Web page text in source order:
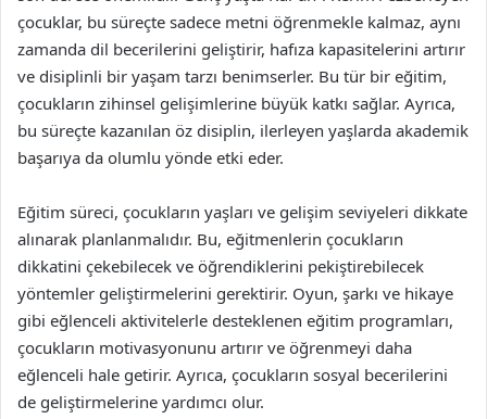
çocuklar, bu süreçte sadece metni öğrenmekle kalmaz, aynı
zamanda dil becerilerini geliştirir, hafıza kapasitelerini artırır
ve disiplinli bir yaşam tarzı benimserler. Bu tür bir eğitim,
çocukların zihinsel gelişimlerine büyük katkı sağlar. Ayrıca,
bu süreçte kazanılan öz disiplin, ilerleyen yaşlarda akademik
başarıya da olumlu yönde etki eder.
Eğitim süreci, çocukların yaşları ve gelişim seviyeleri dikkate
alınarak planlanmalıdır. Bu, eğitmenlerin çocukların
dikkatini çekebilecek ve öğrendiklerini pekiştirebilecek
yöntemler geliştirmelerini gerektirir. Oyun, şarkı ve hikaye
gibi eğlenceli aktivitelerle desteklenen eğitim programları,
çocukların motivasyonunu artırır ve öğrenmeyi daha
eğlenceli hale getirir. Ayrıca, çocukların sosyal becerilerini
de geliştirmelerine yardımcı olur.